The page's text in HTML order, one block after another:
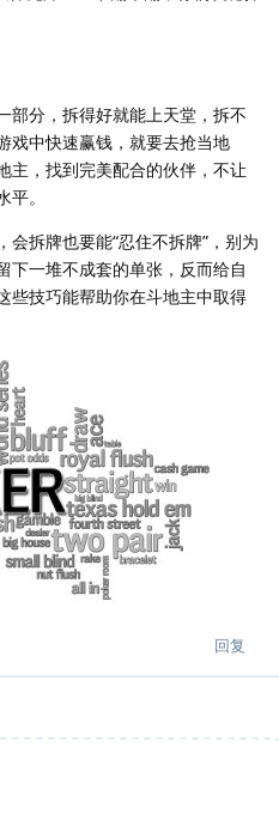
部分，拆得好就能上天堂，拆不
戏中快速赢钱，就要去抢当地
主，找到完美配合的伙伴，不让
。
拆牌也要能“忍住不拆牌”，别为
下一堆不成套的单张，反而给自
些技巧能帮助你在斗地主中取得
回复